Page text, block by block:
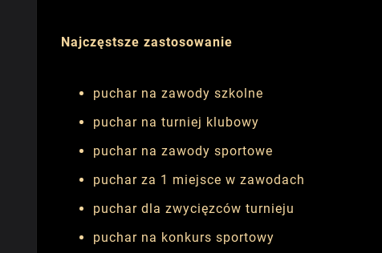
Najczęstsze zastosowanie
puchar na zawody szkolne
puchar na turniej klubowy
puchar na zawody sportowe
puchar za 1 miejsce w zawodach
puchar dla zwycięzców turnieju
puchar na konkurs sportowy